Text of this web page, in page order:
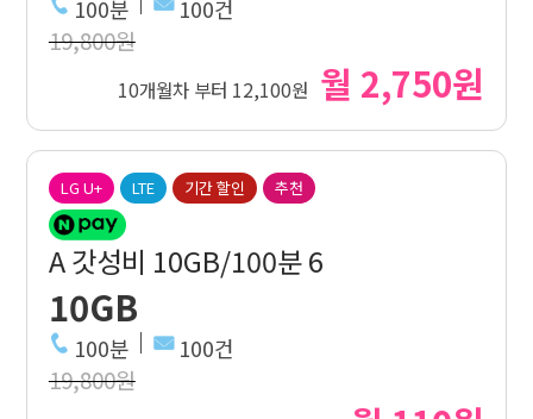
100분 100건
19,800원
10개월차 부터 12,100원 월 2,750원
LG U+ LTE 기간 할인 추천
A 갓성비 10GB/100분 6
10GB
100분 100건
19,800원